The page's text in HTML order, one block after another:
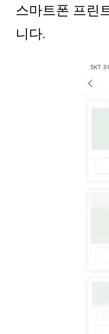
스마트폰 프린
니다.